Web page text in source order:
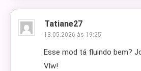
Tatiane27
13.05.2026 às 19:25
Esse mod tá fluindo bem?
Vlw!